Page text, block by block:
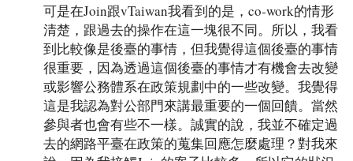
可是在Join跟vTaiwan我看到的是，co-work的情形
清楚，跟過去的操作在這一塊很不同。所以，我看
到比較像是後臺的事情，但我覺得這個後臺的事情
很重要，因為透過這個後臺的事情才有機會去改變
或影響公務體系在政策規劃中的一些改變。我覺得
這是我認為對公部門來講最重要的一個回饋。當然
參與者也會有些不一樣。誠實的說，我並不確定過
去的網路平臺在政策的蒐集回應怎麼處理？對我來